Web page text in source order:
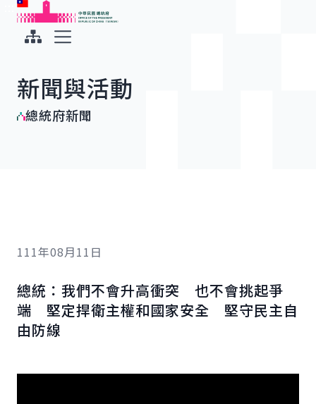
跳到主要內容
中華民國總統府
新聞與活動
總統府新聞
111年08月11日
總統：我們不會升高衝突 也不會挑起爭
端 堅定捍衛主權和國家安全 堅守民主自
由防線